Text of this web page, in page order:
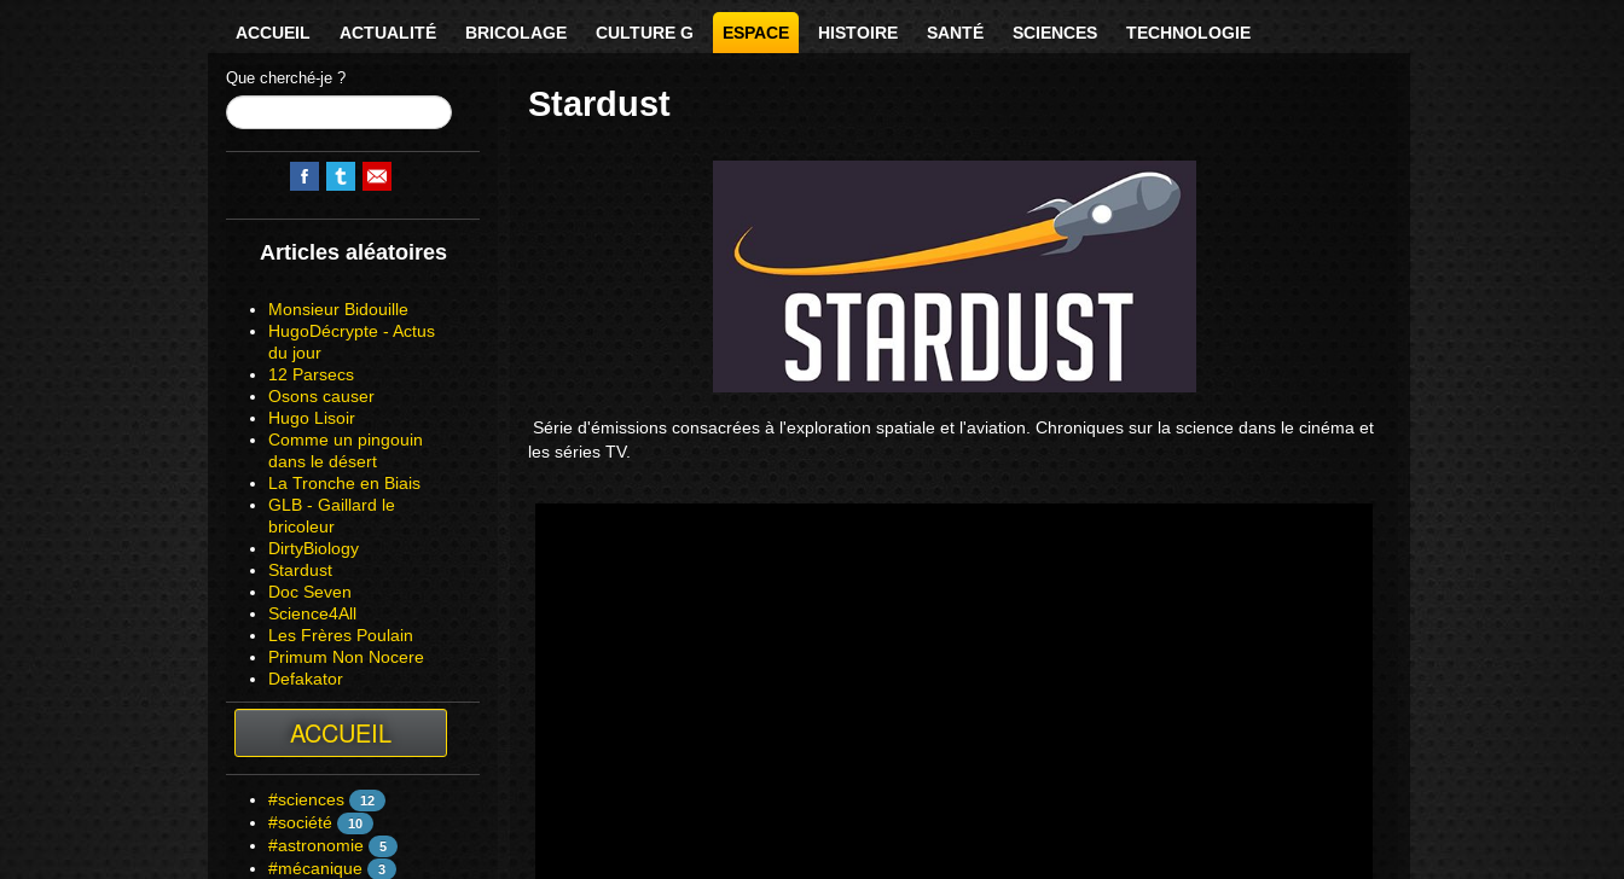
ACCUEIL ACTUALITÉ BRICOLAGE CULTURE G ESPACE HISTOIRE SANTÉ SCIENCES TECHNOLOGIE
Que cherché-je ?
Articles aléatoires
Monsieur Bidouille
HugoDécrypte - Actus
du jour
12 Parsecs
Osons causer
Hugo Lisoir
Comme un pingouin
dans le désert
La Tronche en Biais
GLB - Gaillard le
bricoleur
DirtyBiology
Stardust
Doc Seven
Science4All
Les Frères Poulain
Primum Non Nocere
Defakator
ACCUEIL
#sciences 12
#société 10
#astronomie 5
#mécanique 3
Stardust
Série d'émissions consacrées à l'exploration spatiale et l'aviation. Chroniques sur la science dans le cinéma et
les séries TV.